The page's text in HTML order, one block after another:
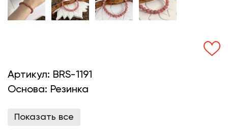
Артикул: BRS-1191
Основа: Резинка
Показать все